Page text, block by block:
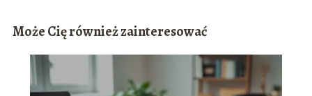
Może Cię również zainteresować